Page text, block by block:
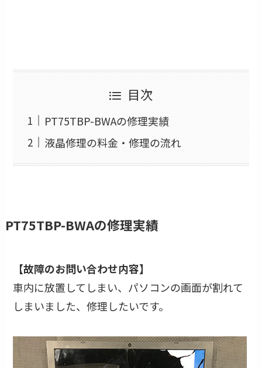
目次
PT75TBP-BWAの修理実績
液晶修理の料金・修理の流れ
PT75TBP-BWAの修理実績
【故障のお問い合わせ内容】
車内に放置してしまい、パソコンの画面が割れて
しまいました、修理したいです。